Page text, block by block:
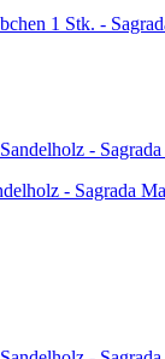
1 Stk. -
- Sagrada